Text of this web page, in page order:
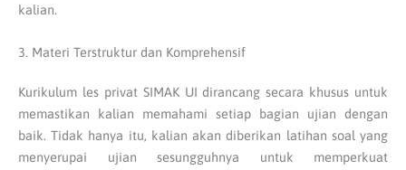
kalian.
3. Materi Terstruktur dan Komprehensif
Kurikulum les privat SIMAK UI dirancang secara khusus untuk
memastikan kalian memahami setiap bagian ujian dengan
baik. Tidak hanya itu, kalian akan diberikan latihan soal yang
menyerupai ujian sesungguhnya untuk memperkuat